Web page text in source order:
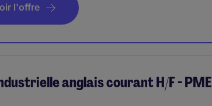
l'offre
anglais courant H/F - PME